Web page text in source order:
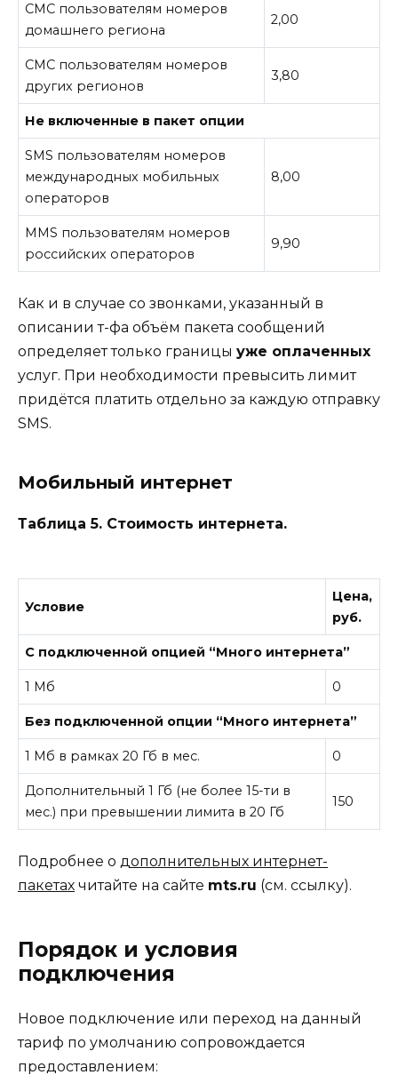
СМС пользователям номеров
домашнего региона
2,00
СМС пользователям номеров
других регионов
3,80
Не включенные в пакет опции
SMS пользователям номеров
международных мобильных
операторов
8,00
MMS пользователям номеров
российских операторов
9,90
Как и в случае со звонками, указанный в
описании т-фа объём пакета сообщений
определяет только границы уже оплаченных
услуг. При необходимости превысить лимит
придётся платить отдельно за каждую отправку
SMS.
Мобильный интернет
Таблица 5. Стоимость интернета.
Условие
Цена,
руб.
С подключенной опцией “Много интернета”
1 Мб 0
Без подключенной опции “Много интернета”
1 Мб в рамках 20 Гб в мес. 0
Дополнительный 1 Гб (не более 15-ти в
мес.) при превышении лимита в 20 Гб
150
Подробнее о дополнительных интернет-
пакетах читайте на сайте mts.ru (см. ссылку).
Порядок и условия
подключения
Новое подключение или переход на данный
тариф по умолчанию сопровождается
предоставлением: